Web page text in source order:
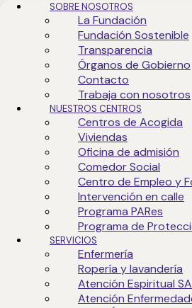
SOBRE NOSOTROS
La Fundación
Fundación Sostenible
Transparencia
Órganos de Gobierno
Contacto
Trabaja con nosotros
NUESTROS CENTROS
Centros de Acogida
Viviendas
Oficina de admisión
Comedor Social
Centro de Empleo y
Intervención en calle
Programa PARes
Programa de
SERVICIOS
Enfermería
Ropería y lavandería
Atención Espiritual
Atención